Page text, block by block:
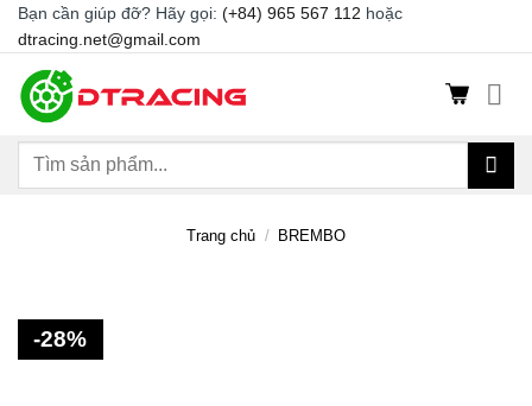
Chuyển
đến
dung
Bạn cần giúp đỡ? Hãy gọi: (+84) 965 567 112 hoặc
dtracing.net@gmail.com
Tìm
Trang chủ / BREMBO
-28%